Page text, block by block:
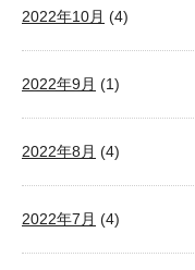
2022年10月 (4)
2022年9月 (1)
2022年8月 (4)
2022年7月 (4)